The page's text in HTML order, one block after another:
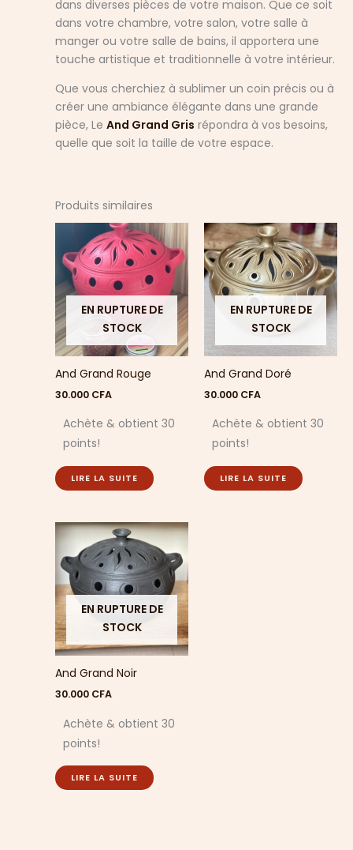
dans diverses pièces de votre maison. Que ce soit
dans votre chambre, votre salon, votre salle à
manger ou votre salle de bains, il apportera une
touche artistique et traditionnelle à votre intérieur.
Que vous cherchiez à sublimer un coin précis ou à
créer une ambiance élégante dans une grande
pièce, Le And Grand Gris répondra à vos besoins,
quelle que soit la taille de votre espace.
Produits similaires
EN RUPTURE DE
STOCK
And Grand Rouge
30.000 CFA
Achète & obtient 30
points!
LIRE LA SUITE
EN RUPTURE DE
STOCK
And Grand Doré
30.000 CFA
Achète & obtient 30
points!
LIRE LA SUITE
EN RUPTURE DE
STOCK
And Grand Noir
30.000 CFA
Achète & obtient 30
points!
LIRE LA SUITE